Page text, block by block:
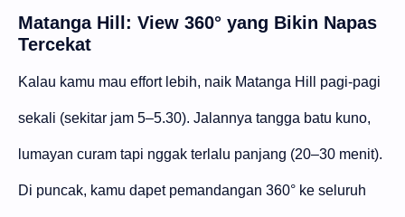
Matanga Hill: View 360° yang Bikin Napas
Tercekat
Kalau kamu mau effort lebih, naik Matanga Hill pagi-pagi
sekali (sekitar jam 5–5.30). Jalannya tangga batu kuno,
lumayan curam tapi nggak terlalu panjang (20–30 menit).
Di puncak, kamu dapet pemandangan 360° ke seluruh